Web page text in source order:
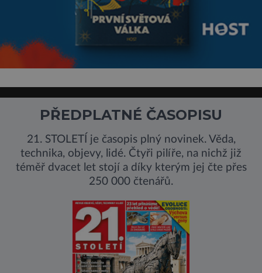
PŘEDPLATNÉ ČASOPISU
21. STOLETÍ je časopis plný novinek. Věda,
technika, objevy, lidé. Čtyři pilíře, na nichž již
téměř dvacet let stojí a díky kterým jej čte přes
250 000 čtenářů.